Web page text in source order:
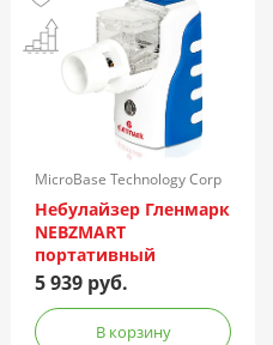
MicroBase Technology Corp
Небулайзер Гленмарк
NEBZMART
портативный
MBPN002
5 939 руб.
В корзину